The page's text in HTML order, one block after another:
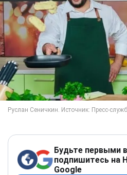
Будьте первыми
подпишитесь на
Google